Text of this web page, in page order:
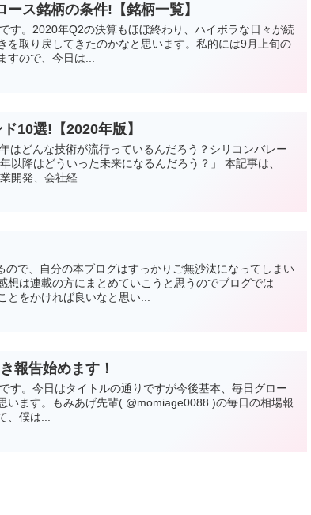
ス銘柄の条件!【銘柄一覧】
す。2020年Q2の決算もほぼ終わり、ハイボラな日々が続
を取り戻してきたのかなと思います。私的には9月上旬の
すので、今日は...
10選!【2020年版】
はどんな技術が流行っているんだろう？シリコンバレー
以降はどういった未来になるんだろう？」 本記事は、
開発、会社経...
で、自分の本ブログはすっかりご無沙汰になってしまい
想は連載の方にまとめていこうと思うのでブログでは
をかければ良いなと思い...
報告始めます！
す。今日はタイトルの通りですが今後基本、毎日グロー
います。もみあげ先輩( @momiage0088 )の毎日の相場報
、僕は...